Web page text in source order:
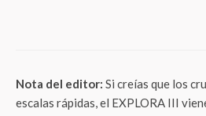
Nota del editor: Si creías que los
escalas rápidas, el EXPLORA III